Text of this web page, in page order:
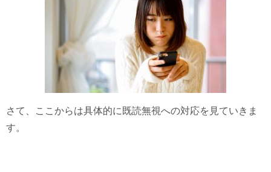
さて、ここからは具体的に既読無視への対応を見ていきま
す。